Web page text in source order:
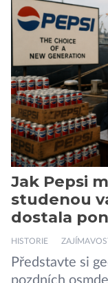
Jak Pepsi
studenou
dostala
HISTORIE
Představte si
pozdních